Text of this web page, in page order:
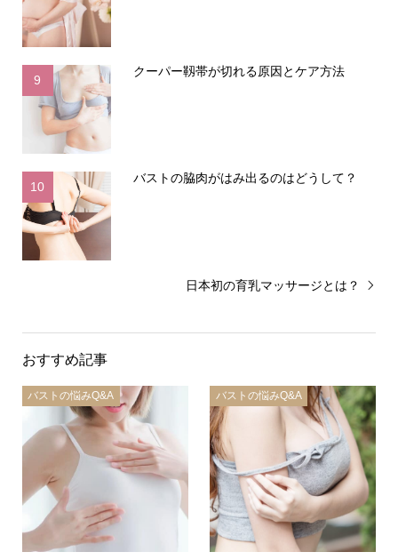
9
クーパー靱帯が切れる原因とケア方法
10
バストの脇肉がはみ出るのはどうして？
日本初の育乳マッサージとは？
おすすめ記事
バストの悩みQ&A バストの悩みQ&A